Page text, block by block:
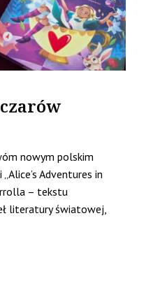
nowym polskim
Adventures in
– tekstu
literatury światowej,